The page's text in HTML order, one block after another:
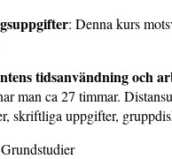
: Denna kurs
tidsanvändning och
man ca 27 timmar.
skriftliga uppgifter,